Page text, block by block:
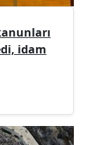
idam